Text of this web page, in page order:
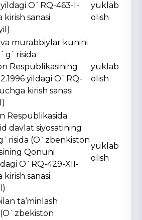
yildagi O`RQ-463-I-
sanasi
yuklab
olish
murabbiylar kunini
Respublikasining
yildagi O`RQ-
kirish sanasi
yuklab
olish
Respublikasida
davlat siyosatining
(O`zbenkiston
Qonuni
O`RQ-429-XII-
sanasi
yuklab
olish
ta‘minlash